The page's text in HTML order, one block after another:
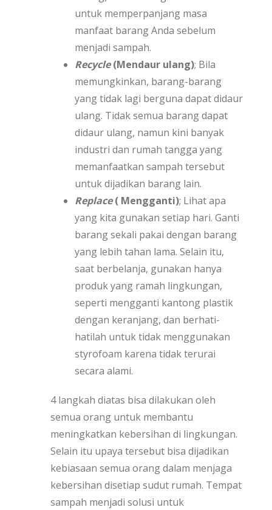
untuk memperpanjang masa
manfaat barang Anda sebelum
menjadi sampah.
Recycle(Mendaur ulang); Bila
memungkinkan, barang-barang
yang tidak lagi berguna dapat didaur
ulang. Tidak semua barang dapat
didaur ulang, namun kini banyak
industri dan rumah tangga yang
memanfaatkan sampah tersebut
untuk dijadikan barang lain.
Replace( Mengganti); Lihat apa
yang kita gunakan setiap hari. Ganti
barang sekali pakai dengan barang
yang lebih tahan lama. Selain itu,
saat berbelanja, gunakan hanya
produk yang ramah lingkungan,
seperti mengganti kantong plastik
dengan keranjang, dan berhati-
hatilah untuk tidak menggunakan
styrofoam karena tidak terurai
secara alami.
4 langkah diatas bisa dilakukan oleh
semua orang untuk membantu
meningkatkan kebersihan di lingkungan.
Selain itu upaya tersebut bisa dijadikan
kebiasaan semua orang dalam menjaga
kebersihan disetiap sudut rumah. Tempat
sampah menjadi solusi untuk